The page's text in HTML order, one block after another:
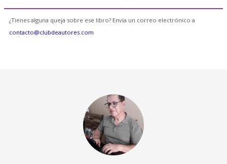
¿Tienes alguna queja sobre ese libro? Envía un correo electrónico a
contacto@clubdeautores.com